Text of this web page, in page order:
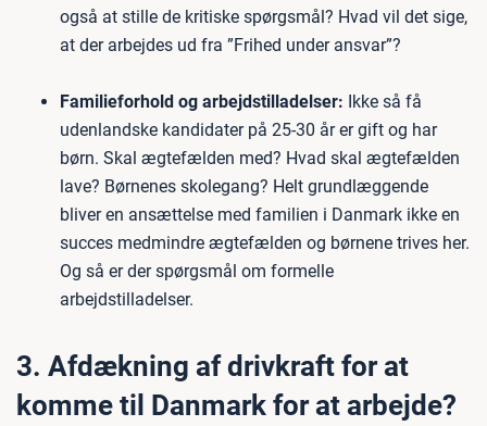
også at stille de kritiske spørgsmål? Hvad vil det sige,
at der arbejdes ud fra ”Frihed under ansvar”?
Familieforhold og arbejdstilladelser: Ikke så få
udenlandske kandidater på 25-30 år er gift og har
børn. Skal ægtefælden med? Hvad skal ægtefælden
lave? Børnenes skolegang? Helt grundlæggende
bliver en ansættelse med familien i Danmark ikke en
succes medmindre ægtefælden og børnene trives her.
Og så er der spørgsmål om formelle
arbejdstilladelser.
3. Afdækning af drivkraft for at
komme til Danmark for at arbejde?